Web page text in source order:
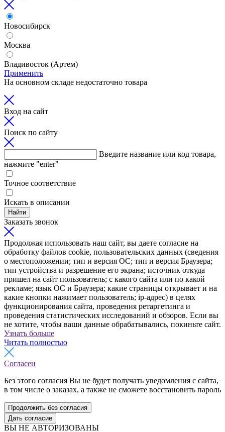
Новосибирск
Москва
Владивосток (Артем)
Применить
На основном складе недостаточно товара
Вход на сайт
Поиск по сайту
Введите название или код товара,
нажмите "enter"
Точное соответствие
Искать в описании
Найти
Заказать звонок
Продолжая использовать наш сайт, вы даете согласие на
обработку файлов cookie, пользовательских данных (сведения
о местоположении; тип и версия ОС; тип и версия Браузера;
тип устройства и разрешение его экрана; источник откуда
пришел на сайт пользователь; с какого сайта или по какой
рекламе; язык ОС и Браузера; какие страницы открывает и на
какие кнопки нажимает пользователь; ip-адрес) в целях
функционирования сайта, проведения ретаргетинга и
проведения статистических исследований и обзоров. Если вы
не хотите, чтобы ваши данные обрабатывались, покиньте сайт.
Узнать больше
Читать полностью
Согласен
Без этого согласия Вы не будет получать уведомления с сайта,
в том числе о заказах, а также не сможете восстановить пароль
Продолжить без согласия
Дать согласие
ВЫ НЕ АВТОРИЗОВАНЫ